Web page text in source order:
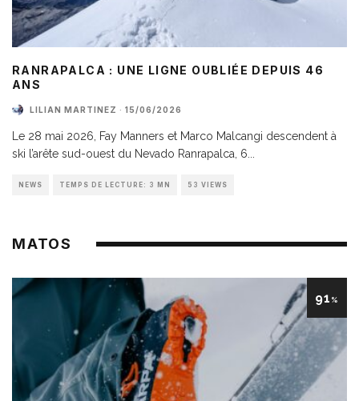
RANRAPALCA : UNE LIGNE OUBLIÉE DEPUIS 46
ANS
LILIAN MARTINEZ · 15/06/2026
Le 28 mai 2026, Fay Manners et Marco Malcangi descendent à
ski l’arête sud-ouest du Nevado Ranrapalca, 6
NEWS TEMPS DE LECTURE: 3 MN 53 VIEWS
MATOS
91 %